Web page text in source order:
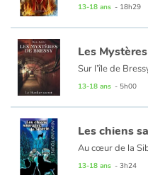
13-18 ans - 18h29
13-18 ans - 5h00
Les chiens
13-18 ans - 3h24